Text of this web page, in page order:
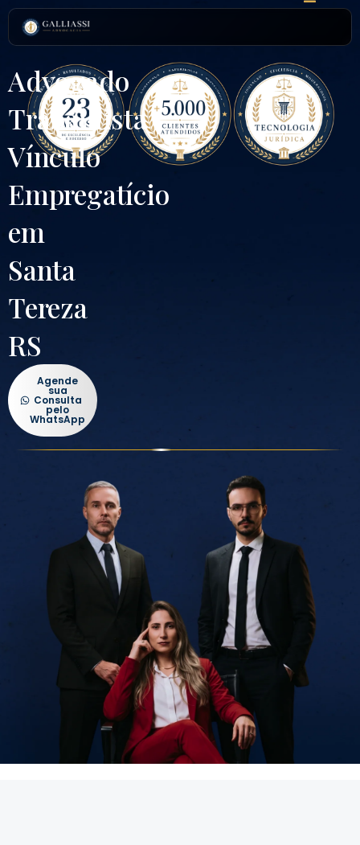
para
conteúdo
Advogado
Trabalhista
Vínculo
Empregatício
em
Santa
Tereza
RS
Agende
sua
Consulta
pelo
WhatsApp